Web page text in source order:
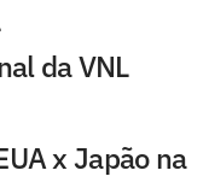
da VNL
x Japão na